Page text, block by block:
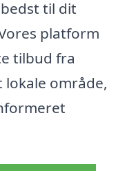
til dit
platform
tilbud fra
område,